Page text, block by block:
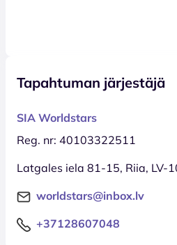
Tapahtuman järjestäjä
SIA Worldstars
Reg. nr: 40103322511
Latgales iela 81-15, Riia, LV-
worldstars@inbox.lv
+37128607048